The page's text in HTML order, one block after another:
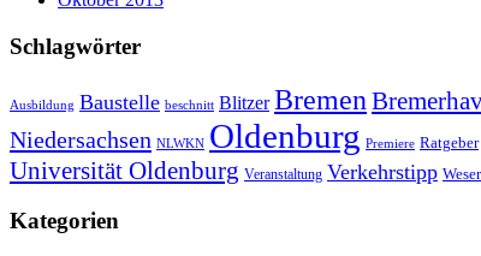
Schlagwörter
Ausbildung Baustelle beschnitt Blitzer Bremen
Niedersachsen NLWKN Oldenburg Premiere Ratgeber
Universität Oldenburg Veranstaltung Verkehrstipp
Kategorien